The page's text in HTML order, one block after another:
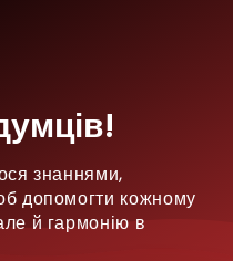
знаннями,
допомогти кожному
й гармонію в